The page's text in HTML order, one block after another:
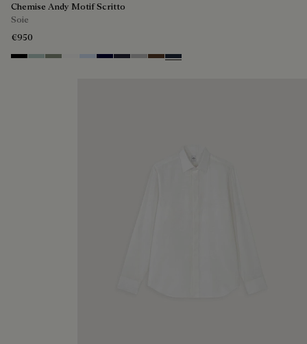
Chemise Andy Motif Scritto
Soie
€950
NoirDuck Egg
Slate Green
Blanc Optique
Sky Blue
Nero Blue
Cold Night Blue
Icy Grey
Earth Brown
Blue Indigo